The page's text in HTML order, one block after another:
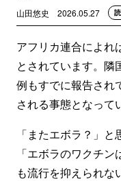
山田悠史 2026.05.27
アフリカ連合によれ
とされています。隣
例もすでに報告され
される事態となって
「またエボラ？」と
「エボラのワクチ
も流行を抑えられな